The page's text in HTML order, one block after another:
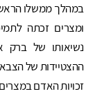
במהלך ממשלו
ומצרים זכתה
נשיאותו של ברק
ההצטיידות של
זכויות האדם